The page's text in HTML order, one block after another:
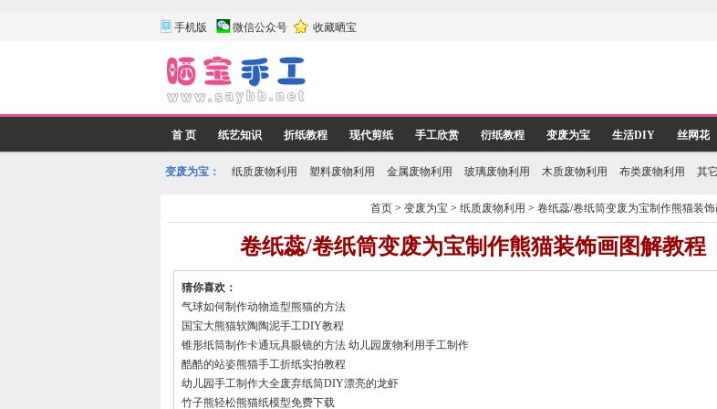
手机版 微信公众号 收藏晒宝
首 页 纸艺知识 折纸教程 现代剪纸 手工欣赏 衍纸教程 变废为宝 生活DIY 丝网花
变废为宝： 纸质废物利用 塑料废物利用 金属废物利用 玻璃废物利用 木质废物利用 布类废物利用 其
首页 >变废为宝 >纸质废物利用 >卷纸蕊/卷纸筒变废为宝制作熊猫装
卷纸蕊/卷纸筒变废为宝制作熊猫装饰画图解教程
猜你喜欢：
气球如何制作动物造型熊猫的方法
国宝大熊猫软陶陶泥手工DIY教程
锥形纸筒制作卡通玩具眼镜的方法 幼儿园废物利用手工制作
酷酷的站姿熊猫手工折纸实拍教程
幼儿园手工制作大全废弃纸筒DIY漂亮的龙虾
竹子熊轻松熊猫纸模型免费下载